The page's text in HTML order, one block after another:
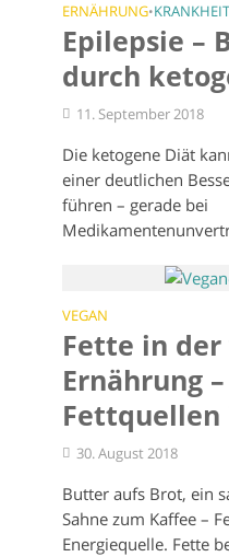
ERNÄHRUNG•
Epilepsie –
durch
11. September 2018
Die ketogene Diät
einer deutlichen
führen – gerade bei
VEGAN
Fette in der
Ernährung
30. August 2018
Butter aufs Brot, ein
Sahne zum Kaffee –
Energiequelle. Fette